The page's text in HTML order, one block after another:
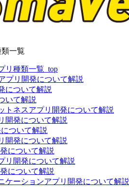
類一覧
リ種類一覧_top
プリ開発について解説
について解説
いて解説
トネスアプリ開発について解説
開発について解説
ついて解説
開発について解説
について解説
リ開発について解説
について解説
ケーションアプリ開発について解説